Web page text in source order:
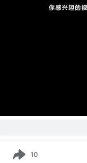
10